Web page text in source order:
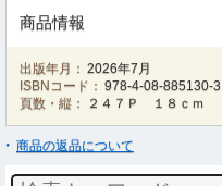
商品情報
出版年月： 2026年7月
ISBNコード： 978-4-08-885130-3
頁数・縦：
２４７Ｐ １８ｃｍ
商品の返品について